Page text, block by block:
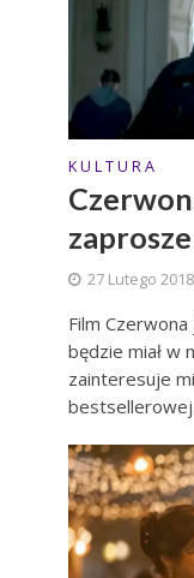
K U L T U R A
27 Lutego 2018
Film
będzie miał w
zainteresuje